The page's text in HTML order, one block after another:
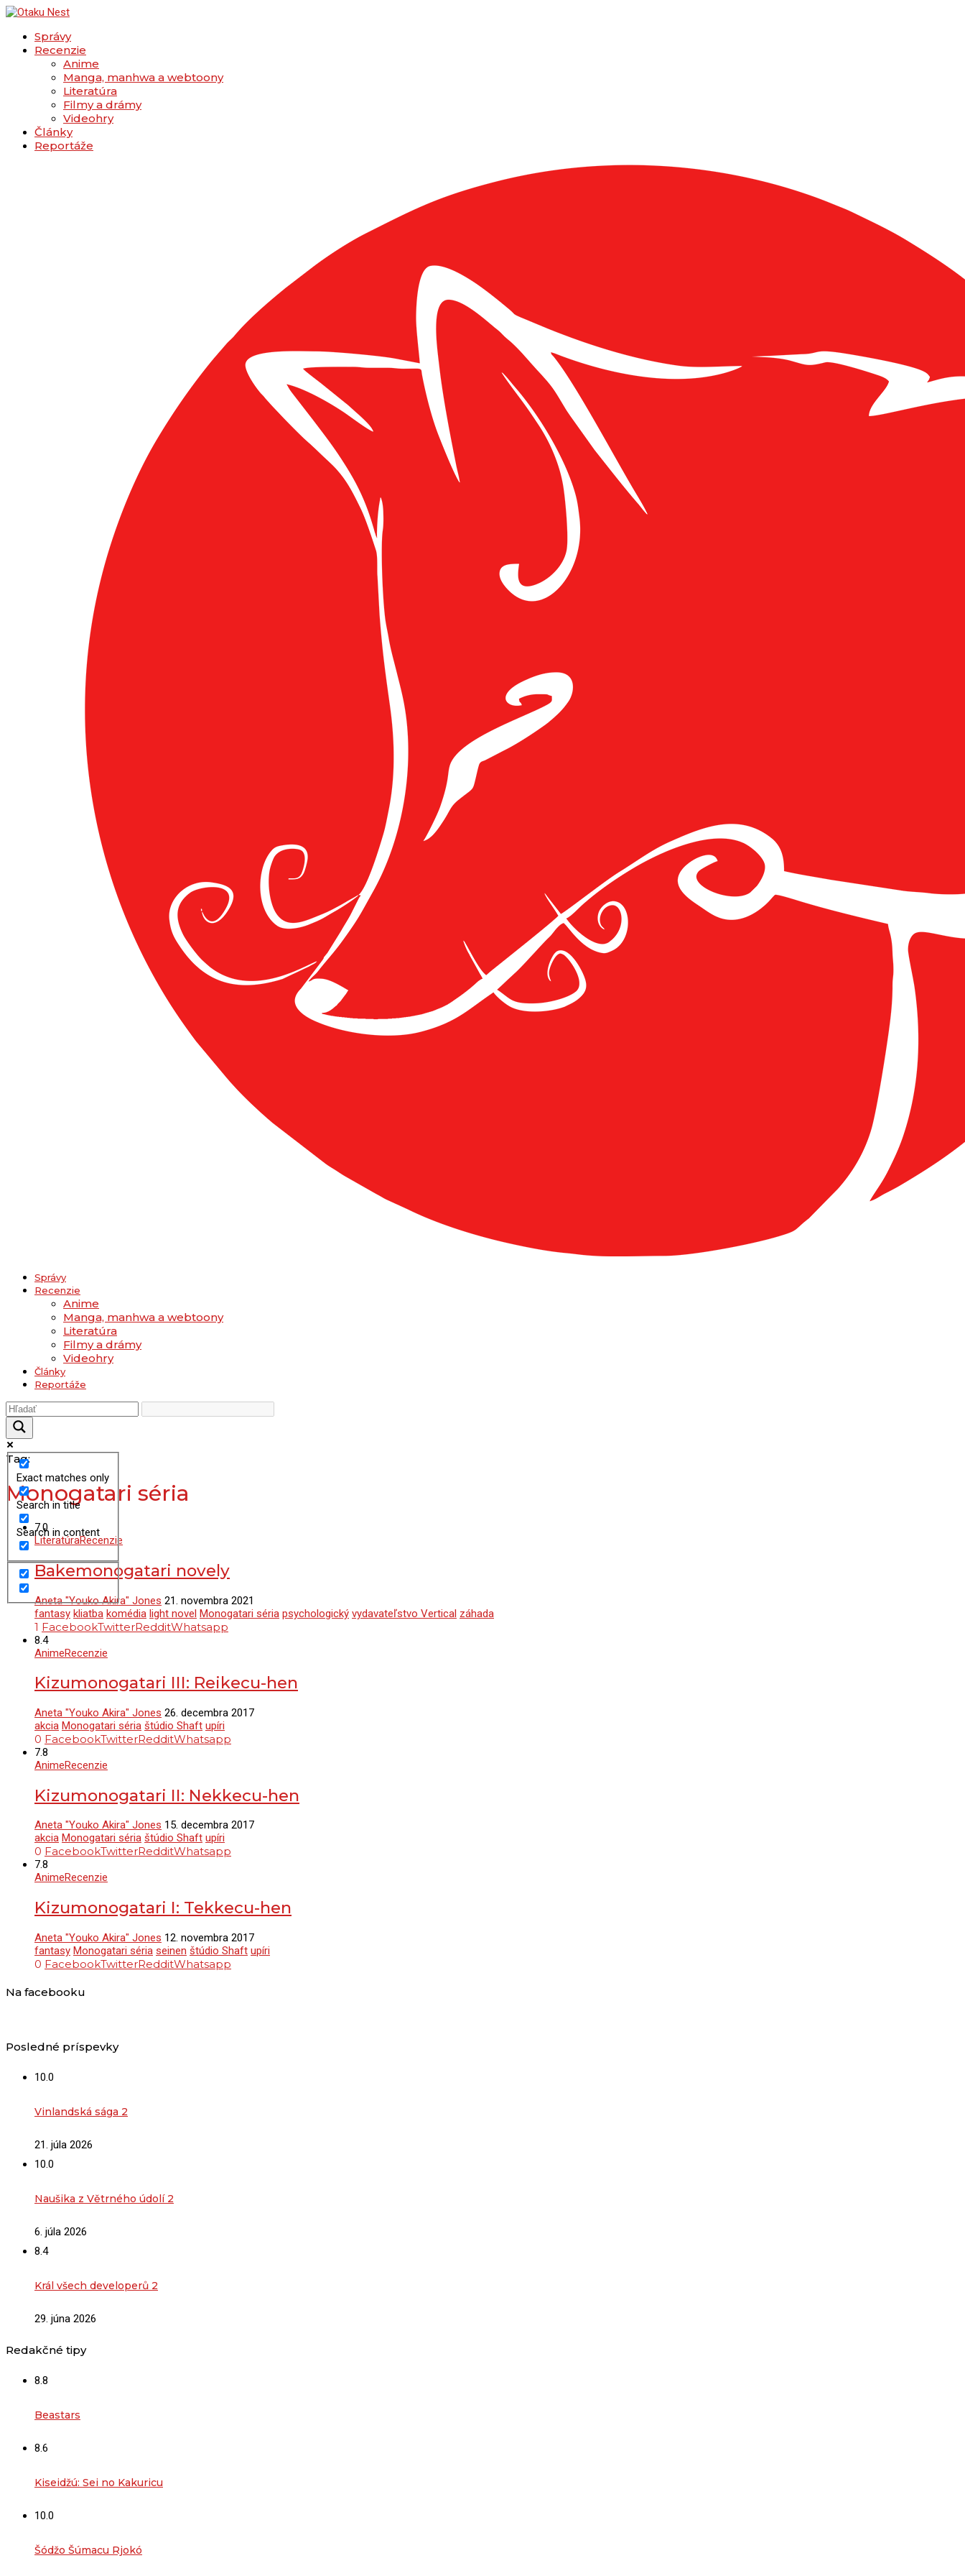
Správy
Recenzie
Anime
Manga, manhwa a webtoony
Literatúra
Filmy a drámy
Videohry
Články
Reportáže
Správy
Recenzie
Anime
Manga, manhwa a webtoony
Literatúra
Filmy a drámy
Videohry
Články
Reportáže
Exact matches only
Search in title
Search in content
Tag:
Monogatari séria
7.0
LiteratúraRecenzie
Bakemonogatari novely
Aneta "Youko Akira" Jones 21. novembra 2021
fantasy kliatba komédia light novel Monogatari séria psychologický vydavateľstvo Vertical záhada
1 FacebookTwitterRedditWhatsapp
8.4
AnimeRecenzie
Kizumonogatari III: Reikecu-hen
Aneta "Youko Akira" Jones 26. decembra 2017
akcia Monogatari séria štúdio Shaft upíri
0 FacebookTwitterRedditWhatsapp
7.8
AnimeRecenzie
Kizumonogatari II: Nekkecu-hen
Aneta "Youko Akira" Jones 15. decembra 2017
akcia Monogatari séria štúdio Shaft upíri
0 FacebookTwitterRedditWhatsapp
7.8
AnimeRecenzie
Kizumonogatari I: Tekkecu-hen
Aneta "Youko Akira" Jones 12. novembra 2017
fantasy Monogatari séria seinen štúdio Shaft upíri
0 FacebookTwitterRedditWhatsapp
Na facebooku
Posledné príspevky
10.0
Vinlandská sága 2
21. júla 2026
10.0
Naušika z Větrného údolí 2
6. júla 2026
8.4
Král všech developerů 2
29. júna 2026
Redakčné tipy
8.8
Beastars
8.6
Kiseidžú: Sei no Kakuricu
10.0
Šódžo Šúmacu Rjokó